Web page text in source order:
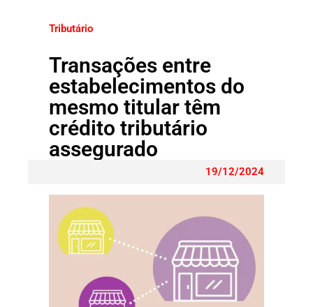
Tributário
Transações entre
estabelecimentos do
mesmo titular têm
crédito tributário
assegurado
19/12/2024